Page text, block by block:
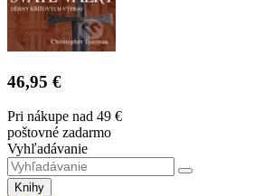
46,95 €
Pri nákupe nad 49 €
poštovné zadarmo
Vyhľadávanie
Knihy